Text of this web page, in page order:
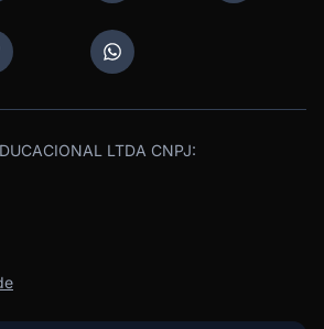
LTDA CNPJ: